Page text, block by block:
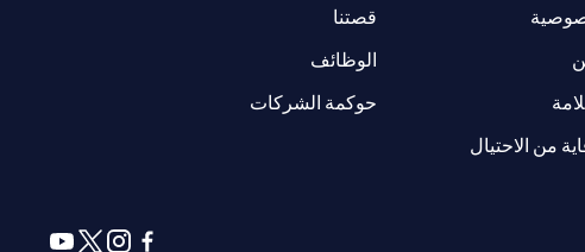
من الاحتيال
قصتنا
(opens in a new tab)
الوظائف
(opens in a new tab)
حوكمة الشركات
(opens in a new tab)